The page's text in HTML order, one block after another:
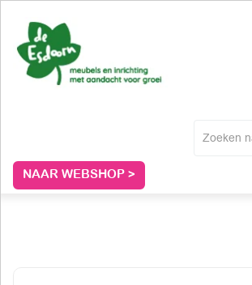
NAAR WEBSHOP >